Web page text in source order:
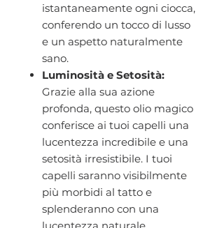
istantaneamente ogni ciocca,
conferendo un tocco di lusso
e un aspetto naturalmente
sano.
Luminosità e Setosità:
Grazie alla sua azione
profonda, questo olio magico
conferisce ai tuoi capelli una
lucentezza incredibile e una
setosità irresistibile. I tuoi
capelli saranno visibilmente
più morbidi al tatto e
splenderanno con una